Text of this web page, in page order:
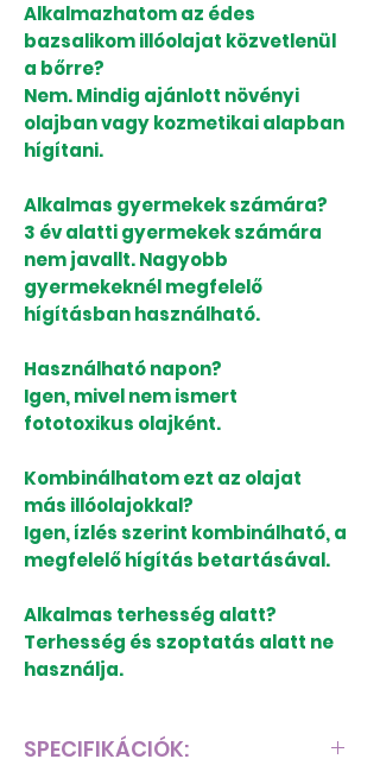
Alkalmazhatom az édes
bazsalikom illóolajat közvetlenül
a bőrre?
Nem. Mindig ajánlott növényi
olajban vagy kozmetikai alapban
hígítani.
Alkalmas gyermekek számára?
3 év alatti gyermekek számára
nem javallt. Nagyobb
gyermekeknél megfelelő
hígításban használható.
Használható napon?
Igen, mivel nem ismert
fototoxikus olajként.
Kombinálhatom ezt az olajat
más illóolajokkal?
Igen, ízlés szerint kombinálható, a
megfelelő hígítás betartásával.
Alkalmas terhesség alatt?
Terhesség és szoptatás alatt ne
használja.
SPECIFIKÁCIÓK: